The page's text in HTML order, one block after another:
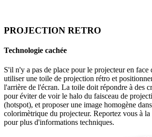
PROJECTION RETRO
Technologie cachée
S'il n'y a pas de place pour le projecteur en face
utiliser une toile de projection rétro et
l'arrière de l'écran. La toile doit répondre à des
pour éviter de voir le halo du faisceau de
(hotspot), et proposer une image homogène
colorimètrique du projecteur. Reportez vous à
pour plus d'informations techniques.